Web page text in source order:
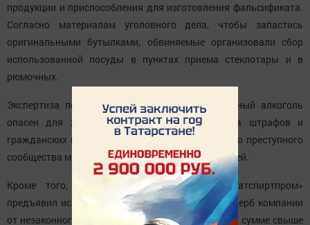
продукции и приспособления для изготовления фальсификата.
Согласно материалам уголовного дела, чтобы запастись
оригинальными бутылками, обвиняемые организовали сбор
использованной посуды в пунктах приема стеклотары и в
рюмочных.
Экспертиза показала, что изъятый контрафактный алкоголь
опасен для жизни и здоровья. Общая сумма штрафов и
гражданских исков в отношении организованного преступного
сообщества может превысить 15 миллионов рублей.
Кроме того, в рамках уголовного дела «Татспиртпром»
предъявил иск за нанесенный экономический ущерб компании
от незаконного использования товарного знака в сумме свыше